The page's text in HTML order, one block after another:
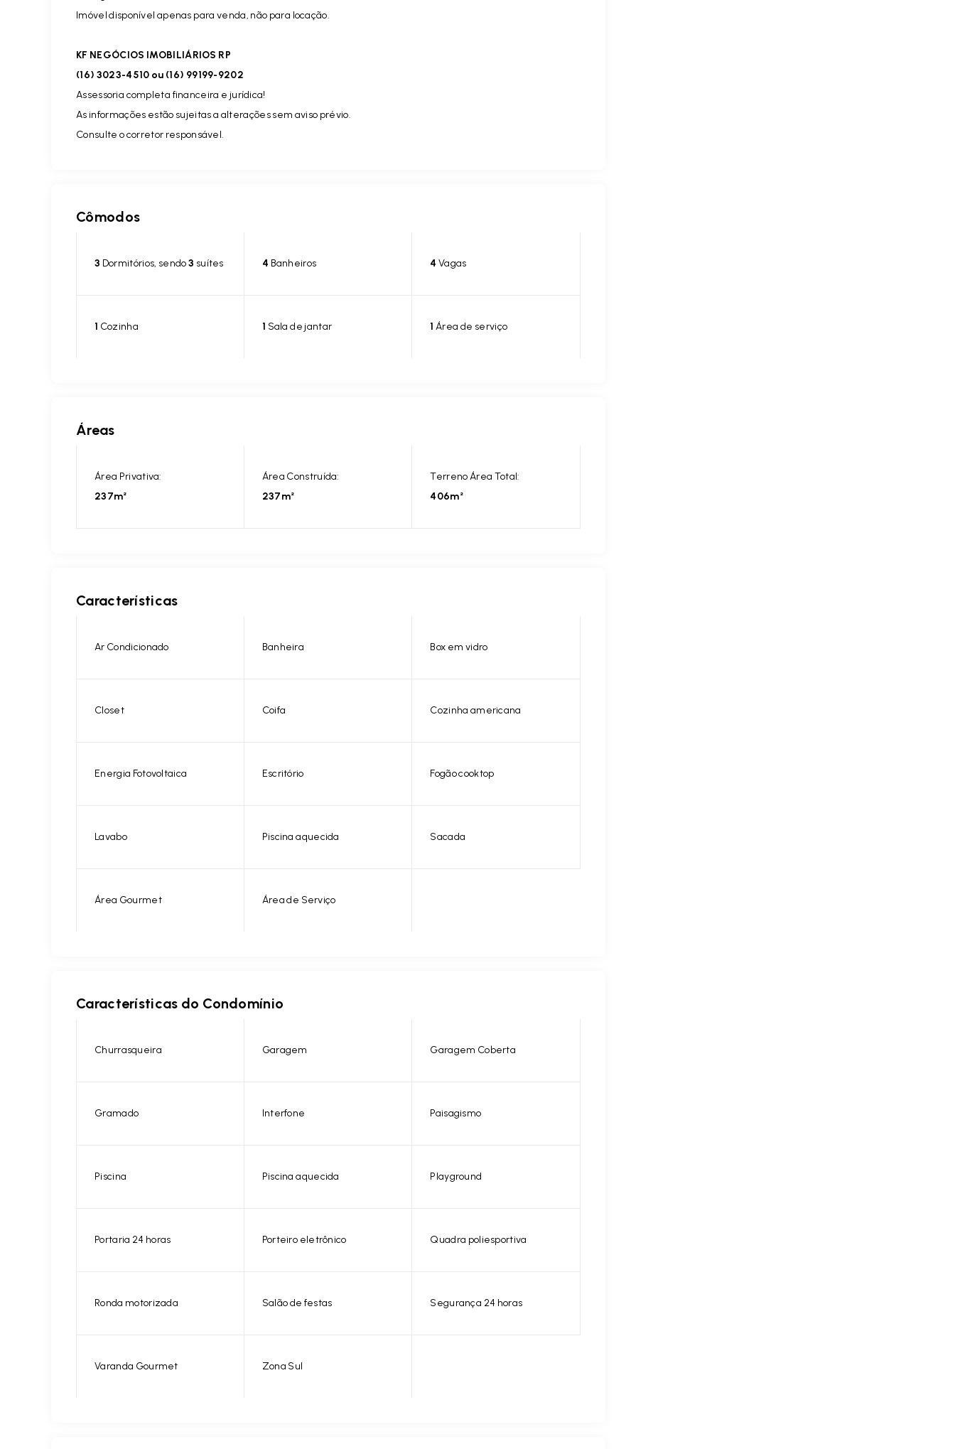
Imóvel disponível apenas para venda, não para locação.
KF NEGÓCIOS IMOBILIÁRIOS RP
(16) 3023-4510 ou (16) 99199-9202
Assessoria completa financeira e jurídica!
As informações estão sujeitas a alterações sem aviso prévio.
Consulte o corretor responsável.
Cômodos
3 Dormitórios, sendo3 suítes 4 Banheiros 4 Vagas
1 Cozinha 1 Sala de jantar 1 Área de serviço
Áreas
Área Privativa:
237m²
Área Construída:
237m²
Terreno Área Total:
406m²
Características
Ar Condicionado Banheira Box em vidro
Closet Coifa Cozinha americana
Energia Fotovoltaica Escritório Fogão cooktop
Lavabo Piscina aquecida Sacada
Área Gourmet Área de Serviço
Características do Condomínio
Churrasqueira Garagem Garagem Coberta
Gramado Interfone Paisagismo
Piscina Piscina aquecida Playground
Portaria 24 horas Porteiro eletrônico Quadra poliesportiva
Ronda motorizada Salão de festas Segurança 24 horas
Varanda Gourmet Zona Sul